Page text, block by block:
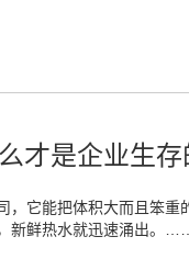
才是企业生存
，它能把体积大而且笨重
新鲜热水就迅速涌出。